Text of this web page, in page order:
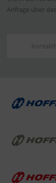
Anfrage über